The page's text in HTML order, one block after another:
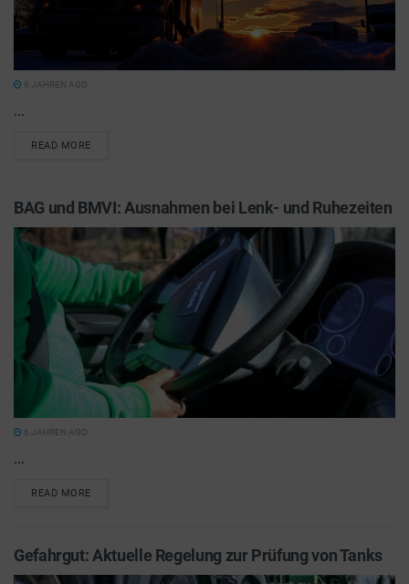
6 JAHREN AGO
...
READ MORE
BAG und BMVI: Ausnahmen bei Lenk- und Ruhezeiten
6 JAHREN AGO
...
READ MORE
Gefahrgut: Aktuelle Regelung zur Prüfung von Tanks